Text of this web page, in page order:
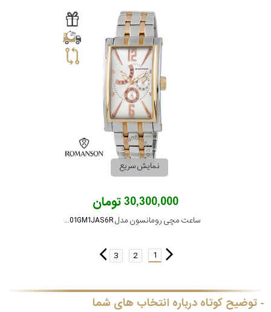
نمایش سریع
30,300,000 تومان
ساعت مچی رومانسون مدل TM8901GM1JAS6R
1
2
3
توضیح کوتاه درباره انتخاب های شما